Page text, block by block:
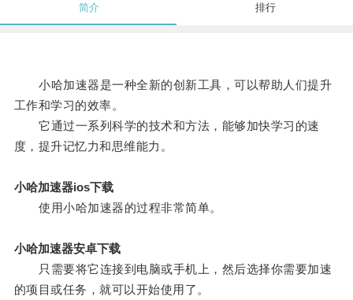
简介 排行
小哈加速器是一种全新的创新工具，可以帮助人们提升
工作和学习的效率。
它通过一系列科学的技术和方法，能够加快学习的速
度，提升记忆力和思维能力。
小哈加速器ios下载
使用小哈加速器的过程非常简单。
小哈加速器安卓下载
只需要将它连接到电脑或手机上，然后选择你需要加速
的项目或任务，就可以开始使用了。